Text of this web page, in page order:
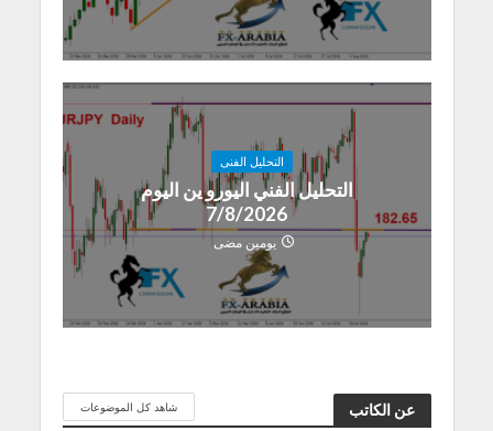
التحليل الفنى
التحليل الفني اليورو ين اليوم
7/8/2026
يومين مضى
عن الكاتب شاهد كل الموضوعات